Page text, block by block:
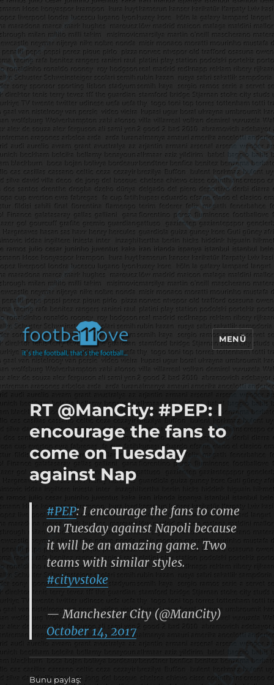
footbaLLove
MENÜ
RT @ManCity: #PEP: I
encourage the fans to
come on Tuesday
against Nap
#PEP: I encourage the fans to come
on Tuesday against Napoli because
it will be an amazing game. Two
teams with similar styles.
#cityvstoke
— Manchester City (@ManCity)
October 14, 2017
Bunu paylaş: